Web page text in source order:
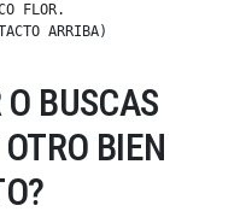
FLOR.
ARRIBA)
BUSCAS
BIEN